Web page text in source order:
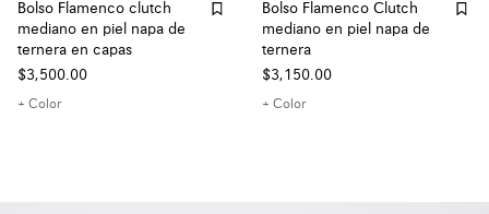
Bolso Flamenco clutch
mediano en piel napa de
ternera en capas
$3,500.00
+ Color
Bolso Flamenco Clutch
mediano en piel napa de
ternera
$3,150.00
+ Color